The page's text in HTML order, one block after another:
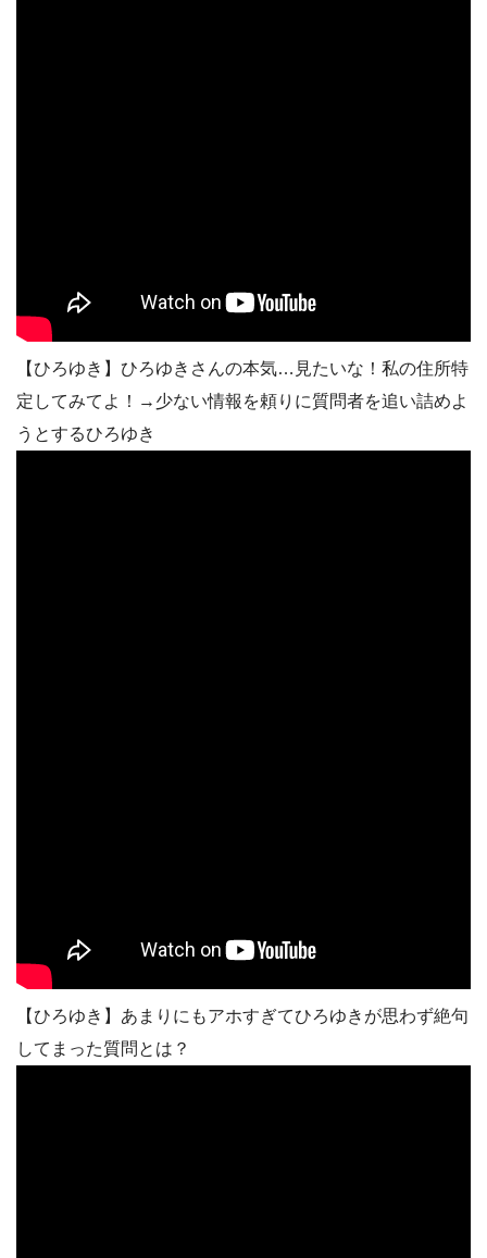
【ひろゆき】ひろゆきさんの本気…見たいな！私の住所特
定してみてよ！→少ない情報を頼りに質問者を追い詰めよ
うとするひろゆき
【ひろゆき】あまりにもアホすぎてひろゆきが思わず絶句
してまった質問とは？